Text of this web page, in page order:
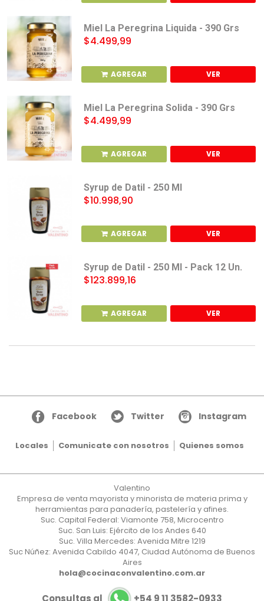
Miel La Peregrina Liquida - 390 Grs
$4.499,99
AGREGAR VER
Miel La Peregrina Solida - 390 Grs
$4.499,99
AGREGAR VER
Syrup de Datil - 250 Ml
$10.998,90
AGREGAR VER
Syrup de Datil - 250 Ml - Pack 12 Un.
$123.899,16
AGREGAR VER
Facebook Twitter Instagram
Locales Comunicate con nosotros Quienes somos
Valentino
Empresa de venta mayorista y minorista de materia prima y
herramientas para panadería, pastelería y afines.
Suc. Capital Federal: Viamonte 758, Microcentro
Suc. San Luis: Ejército de los Andes 640
Suc. Villa Mercedes: Avenida Mitre 1219
Suc Núñez: Avenida Cabildo 4047, Ciudad Autónoma de Buenos
Aires
hola@cocinaconvalentino.com.ar
Consultas al +54 9 11 3582-0933